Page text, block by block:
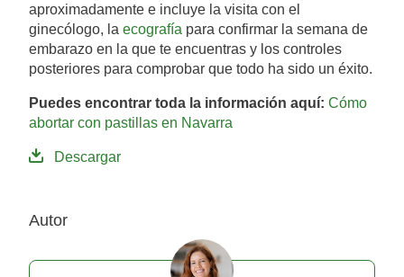
aproximadamente e incluye la visita con el
ginecólogo, la ecografía para confirmar la semana de
embarazo en la que te encuentras y los controles
posteriores para comprobar que todo ha sido un éxito.
Puedes encontrar toda la información aquí: Cómo
abortar con pastillas en Navarra
Descargar
Autor